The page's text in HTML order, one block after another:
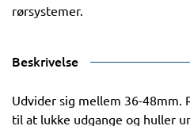
rørsystemer.
Beskrivelse
Udvider sig mellem 36-48mm.
til at lukke udgange og huller